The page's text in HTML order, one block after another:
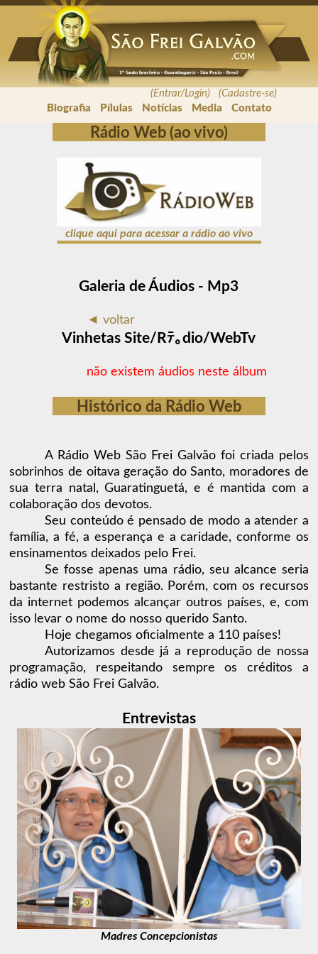
(Entrar/Login) (Cadastre-se)
Biografia
Pílulas Notícias Media Contato
Rádio Web (ao vivo)
clique aqui para acessar a rádio ao vivo
Galeria de Áudios - Mp3
◄ voltar
Vinhetas Site/Rﾃ｡dio/WebTv
não existem áudios neste álbum
Histórico da Rádio Web
A Rádio Web São Frei Galvão foi criada pelos
sobrinhos de oitava geração do Santo, moradores de
sua terra natal, Guaratinguetá, e é mantida com a
colaboração dos devotos.
Seu conteúdo é pensado de modo a atender a
família, a fé, a esperança e a caridade, conforme os
ensinamentos deixados pelo Frei.
Se fosse apenas uma rádio, seu alcance seria
bastante restristo a região. Porém, com os recursos
da internet podemos alcançar outros países, e, com
isso levar o nome do nosso querido Santo.
Hoje chegamos oficialmente a 110 países!
Autorizamos desde já a reprodução de nossa
programação, respeitando sempre os créditos a
rádio web São Frei Galvão.
Entrevistas
Madres Concepcionistas